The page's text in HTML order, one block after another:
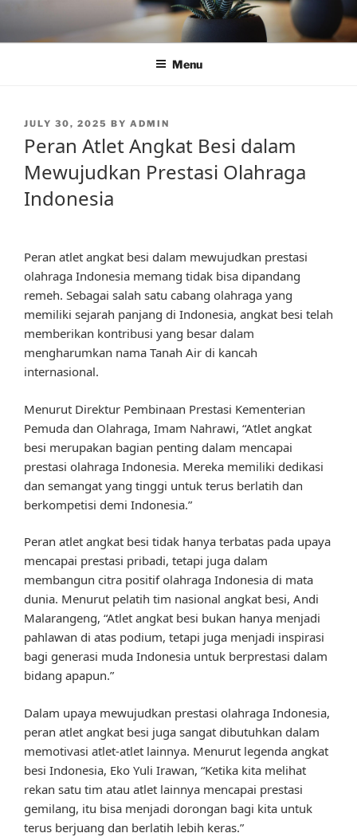
content
Menu
POSTED
JULY 30, 2025 BY ADMIN
Peran Atlet Angkat Besi dalam
Mewujudkan Prestasi Olahraga
Indonesia
Peran atlet angkat besi dalam mewujudkan prestasi
olahraga Indonesia memang tidak bisa dipandang
remeh. Sebagai salah satu cabang olahraga yang
memiliki sejarah panjang di Indonesia, angkat besi telah
memberikan kontribusi yang besar dalam
mengharumkan nama Tanah Air di kancah
internasional.
Menurut Direktur Pembinaan Prestasi Kementerian
Pemuda dan Olahraga, Imam Nahrawi, “Atlet angkat
besi merupakan bagian penting dalam mencapai
prestasi olahraga Indonesia. Mereka memiliki dedikasi
dan semangat yang tinggi untuk terus berlatih dan
berkompetisi demi Indonesia.”
Peran atlet angkat besi tidak hanya terbatas pada upaya
mencapai prestasi pribadi, tetapi juga dalam
membangun citra positif olahraga Indonesia di mata
dunia. Menurut pelatih tim nasional angkat besi, Andi
Malarangeng, “Atlet angkat besi bukan hanya menjadi
pahlawan di atas podium, tetapi juga menjadi inspirasi
bagi generasi muda Indonesia untuk berprestasi dalam
bidang apapun.”
Dalam upaya mewujudkan prestasi olahraga Indonesia,
peran atlet angkat besi juga sangat dibutuhkan dalam
memotivasi atlet-atlet lainnya. Menurut legenda angkat
besi Indonesia, Eko Yuli Irawan, “Ketika kita melihat
rekan satu tim atau atlet lainnya mencapai prestasi
gemilang, itu bisa menjadi dorongan bagi kita untuk
terus berjuang dan berlatih lebih keras.”